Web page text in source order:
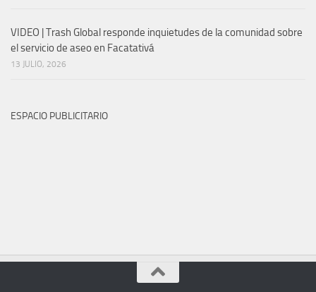
VIDEO | Trash Global responde inquietudes de la comunidad sobre
el servicio de aseo en Facatativá
13 JULIO, 2026
ESPACIO PUBLICITARIO